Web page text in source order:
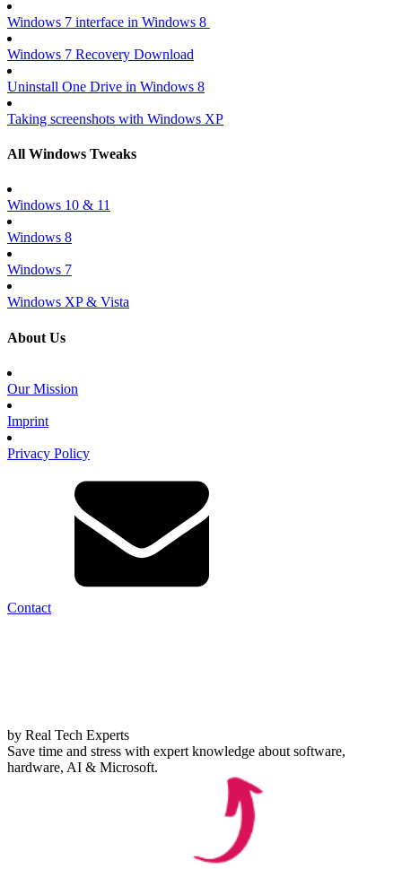
Windows 7 interface in Windows 8
Windows 7 Recovery Download
Uninstall One Drive in Windows 8
Taking screenshots with Windows XP
All Windows Tweaks
Windows 10 & 11
Windows 8
Windows 7
Windows XP & Vista
About Us
Our Mission
Imprint
Privacy Policy
Contact
by Real Tech Experts
Save time and stress with expert knowledge about software,
hardware, AI & Microsoft.